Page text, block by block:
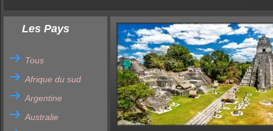
Les Pays
Tous
Afrique du sud
Argentine
Australie